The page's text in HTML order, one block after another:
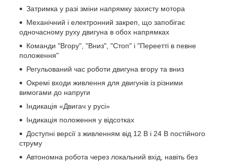
Затримка у разі зміни напрямку захисту мотора
Механічний і електронний закреп, що запобігає
одночасному руху двигуна в обох напрямках
Команди "Вгору", "Вниз", "Стоп" і "Переетті в певне
положення"
Регульований час роботи двигуна вгору та вниз
Окремі входи живлення для двигунів із різними
вимогами до напруги
Індикація «Двигач у русі»
Індикація положення у відсотках
Доступні версії з живленням від 12 В і 24 В постійного
струму
Автономна робота через локальний вхід, навіть без